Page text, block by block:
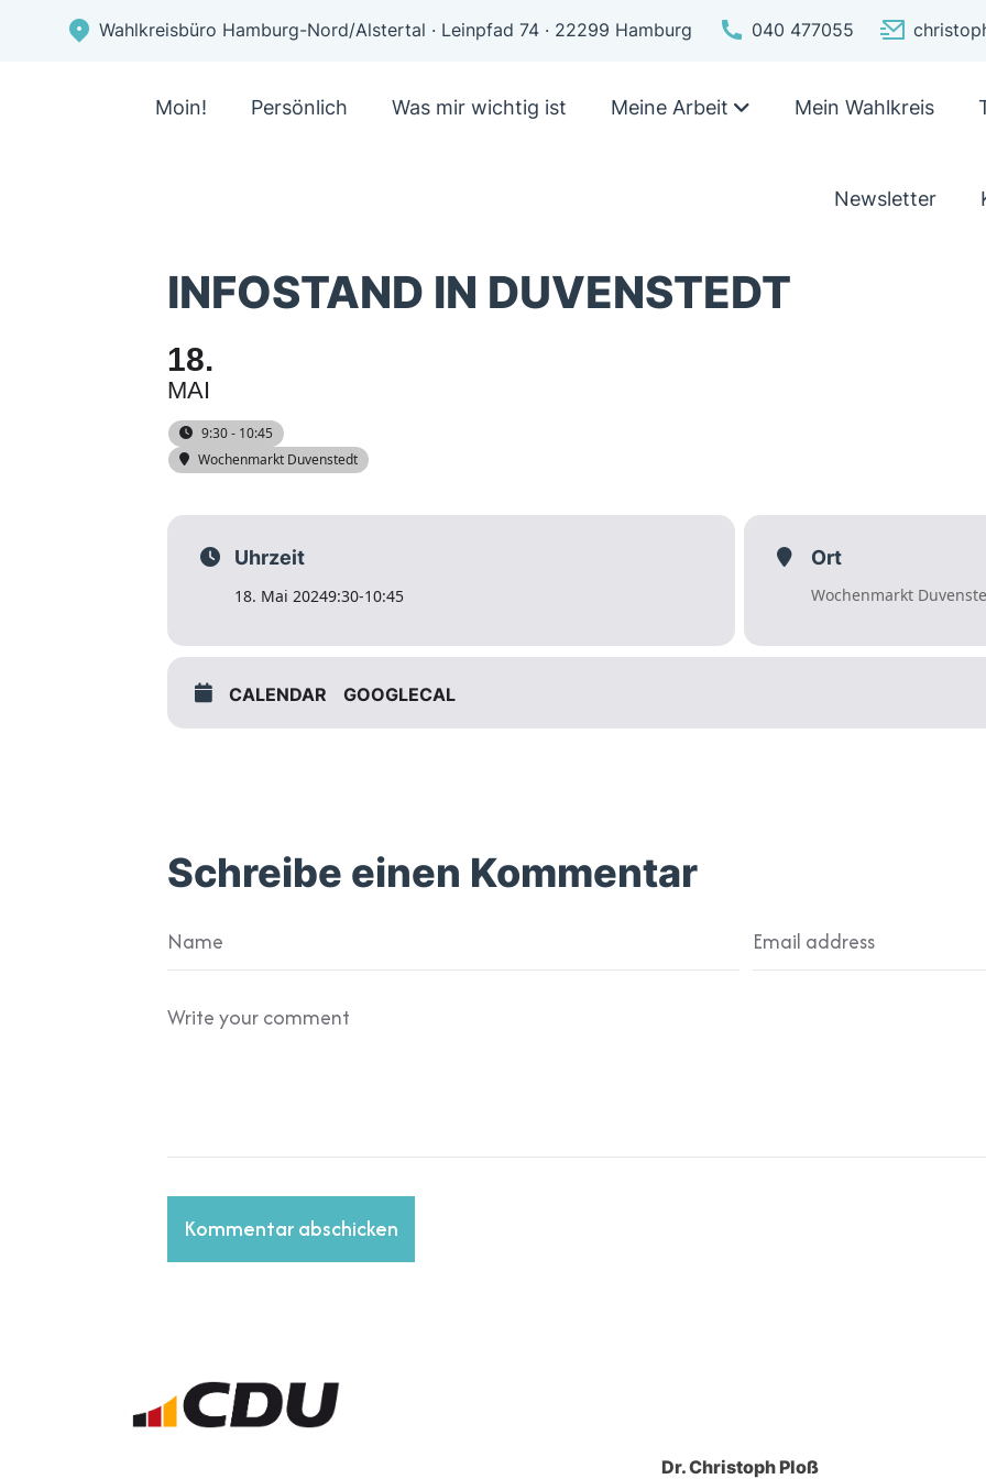
Wahlkreisbüro Hamburg-Nord/Alstertal · Leinpfad 74 · 22299 Hamburg 040 477055
Moin! Persönlich Was mir wichtig ist Meine Arbeit Mein Wahlkreis
Newsletter
INFOSTAND IN DUVENSTEDT
18
MAI
9:30 - 10:45
Wochenmarkt Duvenstedt
Uhrzeit
18. Mai 20249:30-10:45
Ort
Wochenmarkt
CALENDAR GOOGLECAL
Schreibe einen Kommentar
Dr. Christoph Ploß